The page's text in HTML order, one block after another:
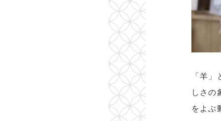
「羊
しさの
をよぶ